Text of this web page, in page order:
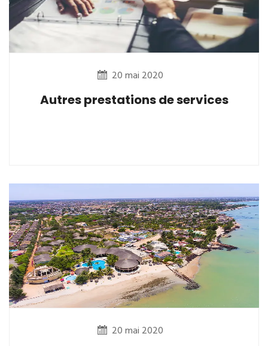
20 mai 2020
Autres prestations de services
20 mai 2020